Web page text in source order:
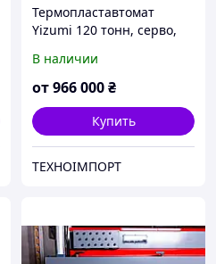
Термопластавтомат
Yizumi 120 тонн, серво,
В наличии
от966 000₴
Купить
ТЕХНОІМПОРТ